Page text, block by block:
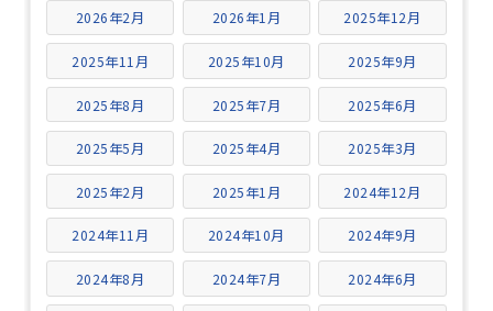
2026年2月 2026年1月 2025年12月
2025年11月 2025年10月 2025年9月
2025年8月 2025年7月 2025年6月
2025年5月 2025年4月 2025年3月
2025年2月 2025年1月 2024年12月
2024年11月 2024年10月 2024年9月
2024年8月 2024年7月 2024年6月